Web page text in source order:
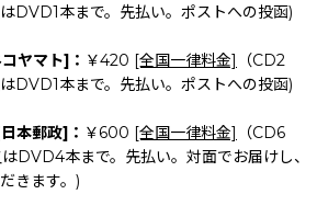
DVD1本まで。先払い。ポストへの投函)
ヤマト]： ￥420 [全国一律料金]
（CD2
DVD1本まで。先払い。ポストへの投函)
本郵政]： ￥600 [全国一律料金]
（CD6
DVD4本まで。先払い。対面でお届けし、
きます。)